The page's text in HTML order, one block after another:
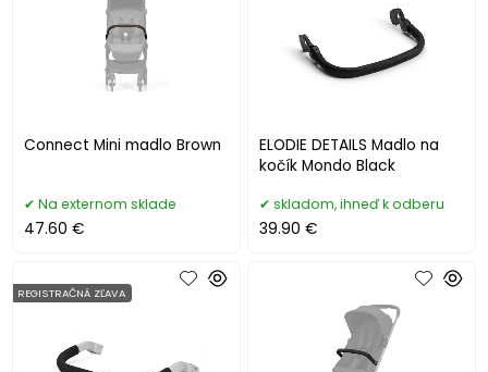
Connect Mini madlo Brown
Na externom sklade
47.60 €
ELODIE DETAILS Madlo na
kočík Mondo Black
skladom, ihneď k odberu
39.90 €
REGISTRAČNÁ ZĽAVA